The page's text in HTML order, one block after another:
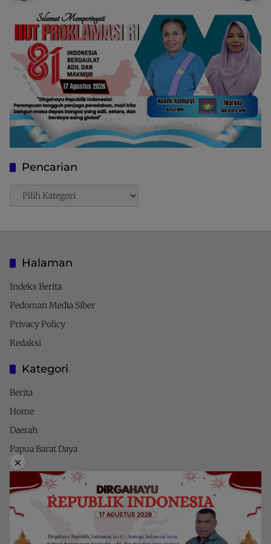
Pencarian
Pencarian
Halaman
Indeks Berita
Pedoman Media Siber
Privacy Policy
Redaksi
Kategori
Berita
Home
Daerah
Papua Barat Daya
×